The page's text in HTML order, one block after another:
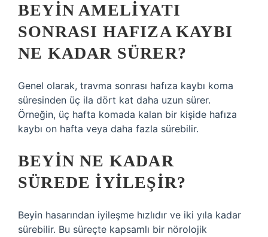
BEYIN AMELIYATI
SONRASI HAFIZA KAYBI
NE KADAR SÜRER?
Genel olarak, travma sonrası hafıza kaybı koma
süresinden üç ila dört kat daha uzun sürer.
Örneğin, üç hafta komada kalan bir kişide hafıza
kaybı on hafta veya daha fazla sürebilir.
BEYIN NE KADAR
SÜREDE IYILEŞIR?
Beyin hasarından iyileşme hızlıdır ve iki yıla kadar
sürebilir. Bu süreçte kapsamlı bir nörolojik